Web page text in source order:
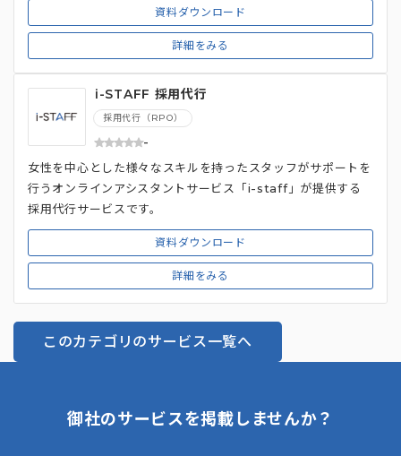
資料ダウンロード
詳細をみる
i-STAFF 採用代行
採用代行（RPO）
-
資料ダウンロード
詳細をみる
女性を中心とした様々なスキルを持ったスタッフがサポートを
行うオンラインアシスタントサービス「i-staff」が提供する
採用代行サービスです。
このカテゴリのサービス一覧へ
御社のサービスを掲載しませんか？